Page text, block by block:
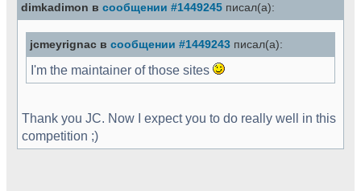
dimkadimon в сообщении #1449245 писал(а):
jcmeyrignac в сообщении #1449243 писал(а):
I'm the maintainer of those sites
Thank you JC. Now I expect you to do really well in this
competition ;)